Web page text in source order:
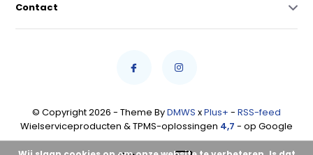
Contact
© Copyright 2026 - Theme ByDMWS xPlus+ - RSS-feed
Wielserviceproducten & TPMS-oplossingen 4,7 - op Google